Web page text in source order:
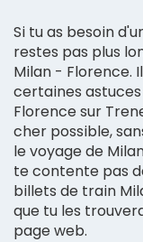
Si tu as besoin
restes pas plus
Milan - Florence.
certaines
Florence sur
cher possible,
le voyage de
te contente pas
billets de train
que tu les
page web.